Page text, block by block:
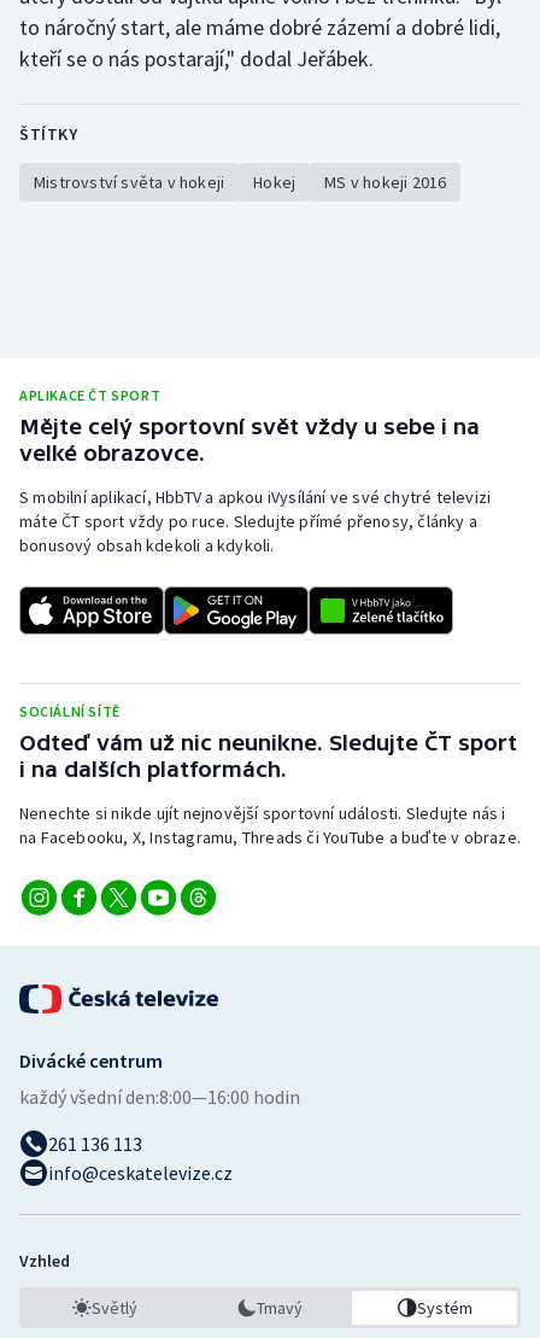
to náročný start, ale máme dobré zázemí a dobré lidi,
kteří se o nás postarají," dodal Jeřábek.
ŠTÍTKY
Mistrovství světa v hokeji Hokej MS v hokeji 2016
APLIKACE ČT SPORT
Mějte celý sportovní svět vždy u sebe i na
velké obrazovce.
S mobilní aplikací, HbbTV a apkou iVysílání ve své chytré televizi
máte ČT sport vždy po ruce. Sledujte přímé přenosy, články a
bonusový obsah kdekoli a kdykoli.
SOCIÁLNÍ SÍTĚ
Odteď vám už nic neunikne. Sledujte ČT sport
i na dalších platformách.
Nenechte si nikde ujít nejnovější sportovní události. Sledujte nás i
na Facebooku, X, Instagramu, Threads či YouTube a buďte v obraze.
Divácké centrum
každý všední den:8:00—16:00 hodin
261 136 113
info@ceskatelevize.cz
Vzhled
Světlý Tmavý Systém